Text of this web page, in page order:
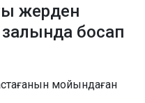
жерден
залында босап
мойындаған